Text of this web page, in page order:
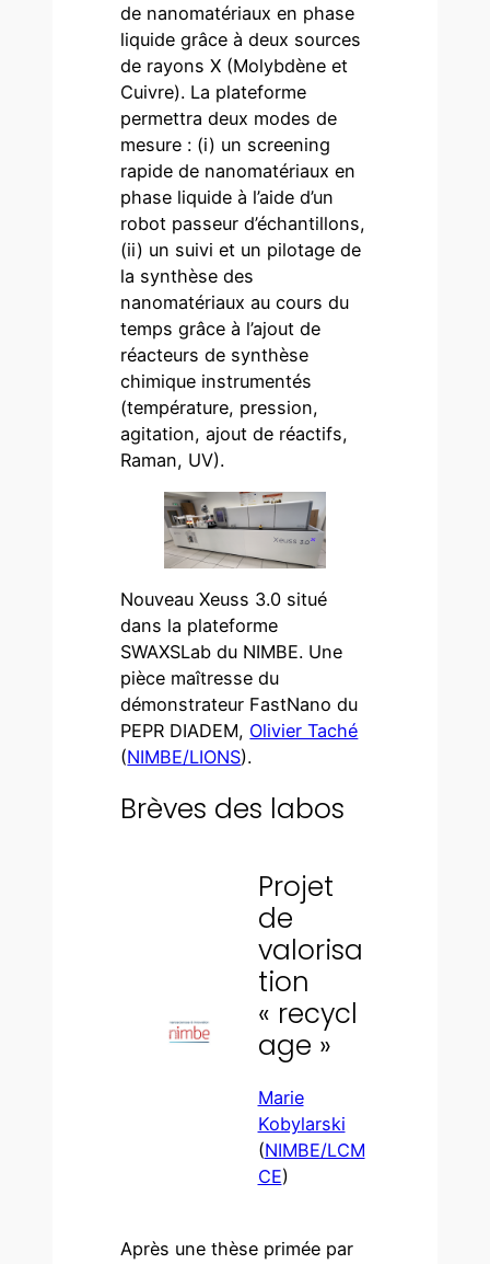
de nanomatériaux en phase
liquide grâce à deux sources
de rayons X (Molybdène et
Cuivre). La plateforme
permettra deux modes de
mesure : (i) un screening
rapide de nanomatériaux en
phase liquide à l’aide d’un
robot passeur d’échantillons,
(ii) un suivi et un pilotage de
la synthèse des
nanomatériaux au cours du
temps grâce à l’ajout de
réacteurs de synthèse
chimique instrumentés
(température, pression,
agitation, ajout de réactifs,
Raman, UV).
Nouveau Xeuss 3.0 situé
dans la plateforme
SWAXSLab du NIMBE. Une
pièce maîtresse du
démonstrateur FastNano du
PEPR DIADEM, Olivier Taché
(NIMBE/LIONS).
Brèves des labos
Projet
de
valorisa
tion
« recycl
age »
Marie
Kobylarski
(NIMBE/LCM
CE)
Après une thèse primée par